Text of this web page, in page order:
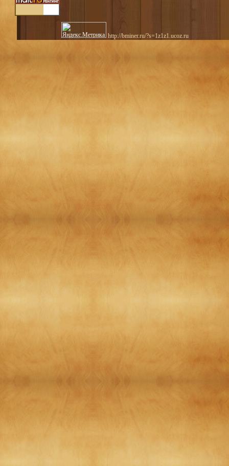
http://bminer.ru/?s=1z1z1.ucoz.ru